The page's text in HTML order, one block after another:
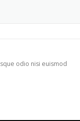
odio nisi euismod